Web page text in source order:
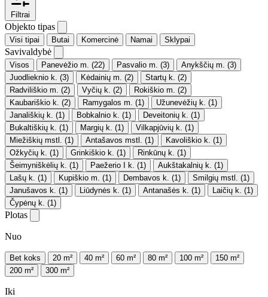
Filtrai
Objekto tipas
Visi tipai Butai Komercinė Namai Sklypai
Savivaldybė
Visos Panevėžio m. (22) Pasvalio m. (3) Anykščių m. (3)
Juodlieknio k. (3) Kėdainių m. (2) Startų k. (2)
Radviliškio m. (2) Vyčių k. (2) Rokiškio m. (2)
Kaubariškio k. (2) Ramygalos m. (1) Užunevėžių k. (1)
Janališkių k. (1) Bobkalnio k. (1) Deveitonių k. (1)
Bukaltiškių k. (1) Margių k. (1) Vilkapjūvių k. (1)
Miežiškių mstl. (1) Antašavos mstl. (1) Kavoliškio k. (1)
Ožkyčių k. (1) Grinkiškio k. (1) Rinkūnų k. (1)
Šeimyniškėlių k. (1) Paežerio I k. (1) Aukštakalnių k. (1)
Lašų k. (1) Kupiškio m. (1) Dembavos k. (1) Smilgių mstl. (1)
Janušavos k. (1) Liūdynės k. (1) Antanašės k. (1) Laičių k. (1)
Čypėnų k. (1)
Plotas
Nuo
Bet koks 20 m² 40 m² 60 m² 80 m² 100 m²
150 m²
200 m²
300 m²
Iki